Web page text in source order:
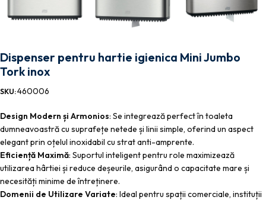
Dispenser pentru hartie igienica Mini Jumbo
Tork inox
SKU:460006
Design Modern și Armonios: Se integrează perfect în toaleta
dumneavoastră cu suprafețe netede și linii simple, oferind un aspect
elegant prin oțelul inoxidabil cu strat anti-amprente.
Eficiență Maximă: Suportul inteligent pentru role maximizează
utilizarea hârtiei și reduce deșeurile, asigurând o capacitate mare și
necesități minime de întreținere.
Domenii de Utilizare Variate: Ideal pentru spații comerciale, instituții